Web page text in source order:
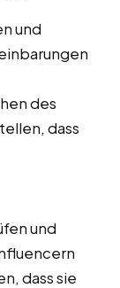
und
des
dass
und
dass sie